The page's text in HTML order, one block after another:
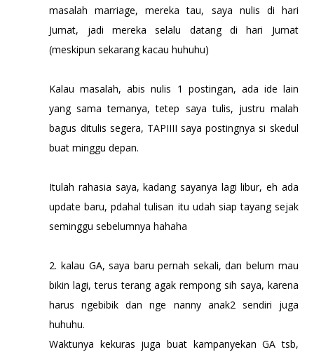
masalah marriage, mereka tau, saya nulis di hari
Jumat, jadi mereka selalu datang di hari Jumat
(meskipun sekarang kacau huhuhu)
Kalau masalah, abis nulis 1 postingan, ada ide lain
yang sama temanya, tetep saya tulis, justru malah
bagus ditulis segera, TAPIIII saya postingnya si skedul
buat minggu depan.
Itulah rahasia saya, kadang sayanya lagi libur, eh ada
update baru, pdahal tulisan itu udah siap tayang sejak
seminggu sebelumnya hahaha
2. kalau GA, saya baru pernah sekali, dan belum mau
bikin lagi, terus terang agak rempong sih saya, karena
harus ngebibik dan nge nanny anak2 sendiri juga
huhuhu.
Waktunya kekuras juga buat kampanyekan GA tsb,